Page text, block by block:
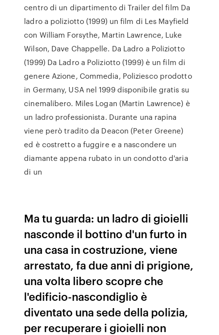
centro di un dipartimento di Trailer del film Da
ladro a poliziotto (1999) un film di Les Mayfield
con William Forsythe, Martin Lawrence, Luke
Wilson, Dave Chappelle. Da Ladro a Poliziotto
(1999) Da Ladro a Poliziotto (1999) è un film di
genere Azione, Commedia, Poliziesco prodotto
in Germany, USA nel 1999 disponibile gratis su
cinemalibero. Miles Logan (Martin Lawrence) è
un ladro professionista. Durante una rapina
viene però tradito da Deacon (Peter Greene)
ed è costretto a fuggire e a nascondere un
diamante appena rubato in un condotto d'aria
di un
Ma tu guarda: un ladro di gioielli
nasconde il bottino d'un furto in
una casa in costruzione, viene
arrestato, fa due anni di prigione,
una volta libero scopre che
l'edificio-nascondiglio è
diventato una sede della polizia,
per recuperare i gioielli non